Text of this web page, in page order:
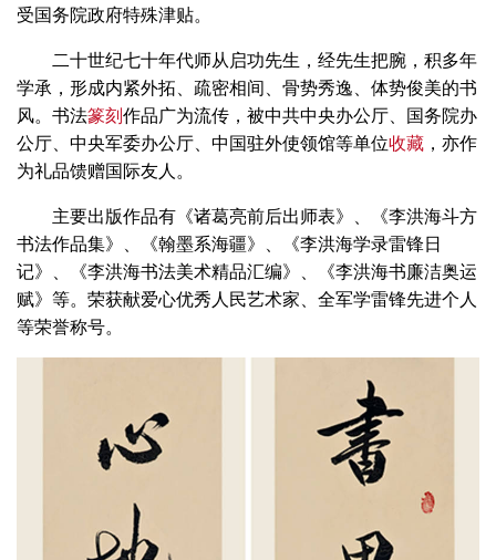
受国务院政府特殊津贴。
二十世纪七十年代师从启功先生，经先生把腕，积多年
学承，形成内紧外拓、疏密相间、骨势秀逸、体势俊美的书
风。书法篆刻作品广为流传，被中共中央办公厅、国务院办
公厅、中央军委办公厅、中国驻外使领馆等单位收藏 ，亦作
为礼品馈赠国际友人。
主要出版作品有《诸葛亮前后出师表》、《李洪海斗方
书法作品集》、《翰墨系海疆》、《李洪海学录雷锋日
记》、《李洪海书法美术精品汇编》、《李洪海书廉洁奥运
赋》等。荣获献爱心优秀人民艺术家、全军学雷锋先进个人
等荣誉称号。